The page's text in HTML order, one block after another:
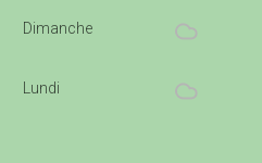
Dimanche
Lundi